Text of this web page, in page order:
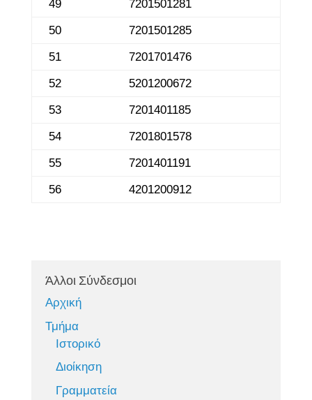
49
7201501281
50
7201501285
51
7201701476
52
5201200672
53
7201401185
54
7201801578
55
7201401191
56
4201200912
Άλλοι Σύνδεσμοι
Αρχική
Τμήμα
Ιστορικό
Διοίκηση
Γραμματεία